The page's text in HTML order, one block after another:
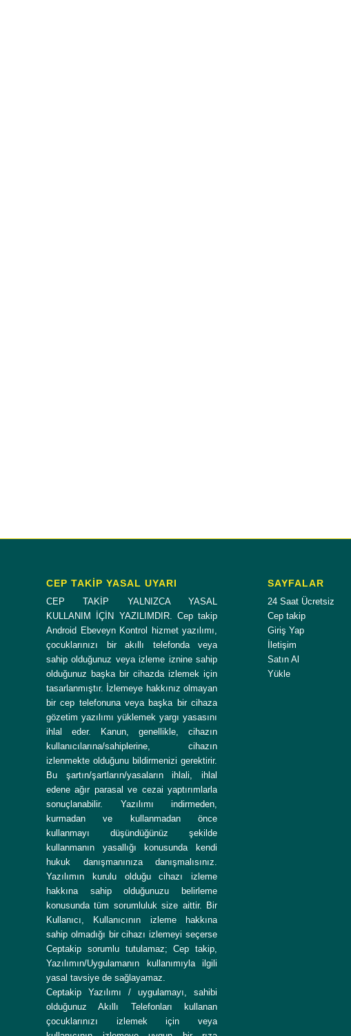
CEP TAKİP YASAL UYARI
CEP TAKİP YALNIZCA YASAL
KULLANIM İÇİN YAZILIMDIR. Cep takip
Android Ebeveyn Kontrol hizmet yazılımı,
çocuklarınızı bir akıllı telefonda veya
sahip olduğunuz veya izleme iznine sahip
olduğunuz başka bir cihazda izlemek için
tasarlanmıştır. İzlemeye hakkınız olmayan
bir cep telefonuna veya başka bir cihaza
gözetim yazılımı yüklemek yargı yasasını
ihlal eder. Kanun, genellikle, cihazın
kullanıcılarına/sahiplerine, cihazın
izlenmekte olduğunu bildirmenizi gerektirir.
Bu şartın/şartların/yasaların ihlali, ihlal
edene ağır parasal ve cezai yaptırımlarla
sonuçlanabilir. Yazılımı indirmeden,
kurmadan ve kullanmadan önce
kullanmayı düşündüğünüz şekilde
kullanmanın yasallığı konusunda kendi
hukuk danışmanınıza danışmalısınız.
Yazılımın kurulu olduğu cihazı izleme
hakkına sahip olduğunuzu belirleme
konusunda tüm sorumluluk size aittir. Bir
Kullanıcı, Kullanıcının izleme hakkına
sahip olmadığı bir cihazı izlemeyi seçerse
Ceptakip sorumlu tutulamaz; Cep takip,
Yazılımın/Uygulamanın kullanımıyla ilgili
yasal tavsiye de sağlayamaz.
Ceptakip Yazılımı / uygulamayı, sahibi
olduğunuz Akıllı Telefonları kullanan
çocuklarınızı izlemek için veya
SAYFALAR
24 Saat Ücretsiz
Cep takip
Giriş Yap
İletişim
Satın Al
Yükle